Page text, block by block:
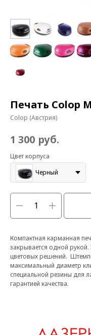
Печать Colop
Colop (Австрия)
1 300 руб.
Цвет корпуса
Черный
Компактная карманная
закрывается одной
цветовых решений.
максимальный диаметр
специальной резины для
гарантией качества.